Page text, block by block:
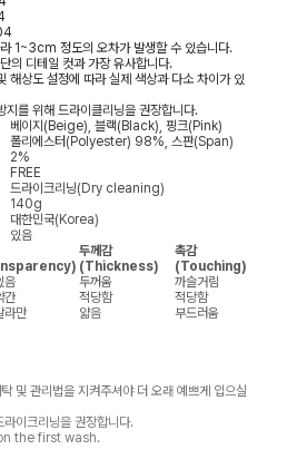
1~3cm 정도의 오차가 발생할 수 있습니다.
의 디테일 컷과 가장 유사합니다.
해상도 설정에 따라 실제 색상과 다소 차이가 있
를 위해 드라이클리닝을 권장합니다.
베이지(Beige), 블랙(Black), 핑크(Pink)
폴리에스터(Polyester) 98%, 스판(Span)
2%
FREE
드라이크리닝(Dry cleaning)
140g
대한민국(Korea)
있음
두께감
(Thickness)
촉감
(Touching)
음 두꺼움
까슬거림
간 적당함
적당함
라만 얇음
부드러움
및 관리법을 지켜주셔야 더 오래 예쁘게 입으실
이크리닝을 권장합니다.
the first wash.